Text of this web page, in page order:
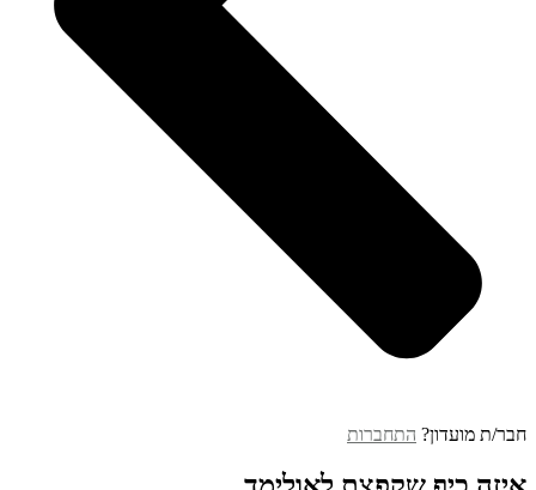
חבר/ת מועדון? התחברות